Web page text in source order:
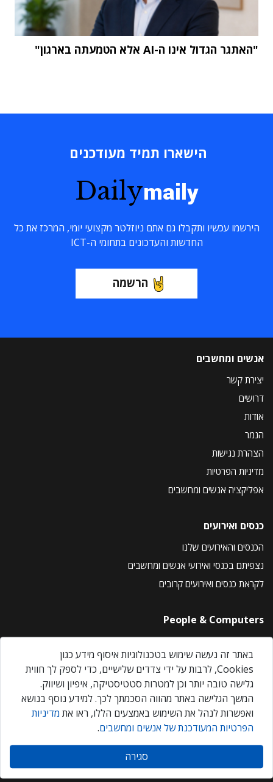
"האתגר הגדול אינו ה-AI אלא הטמעתה בארגון"
הישארו תמיד מעודכנים
Dailymaily
הירשמו עכשיו ותקבלו גם אתם ניוזלטר מקצועי יומי, המרכז את כל
החדשות והעדכונים בתחומי ה-ICT
הרשמה
אנשים ומחשבים
יצירת קשר
דרושים
אודות
הנמר
הצהרת נגישות
מדיניות הפרטיות
אפליקציה אנשים ומחשבים
כנסים ואירועים
הכנסים והאירועים שלנו
נצפיתם בכנסי ואירועי אנשים ומחשבים
לקראת כנסים ואירועים קרובים
People & Computers
About Us
Privacy Policy
Contact Us
Our Events
אנשים ומחשבים © 2026 – כל הזכויות שמורות
באתר זה נעשה שימוש בטכנולוגיות איסוף מידע כגון
Cookies, לרבות על ידי צדדים שלישיים, כדי לספק לך חווית
גלישה טובה יותר וכן למטרות סטטיסטיקה, איפיון ושיווק.
המשך הגלישה באתר מהווה הסכמתך לכך. למידע נוסף בנושא
ואפשרות לנהל את השימוש באמצעים הללו, ראו את מדיניות
הפרטיות המעודכנת של אנשים ומחשבים.
סגירה